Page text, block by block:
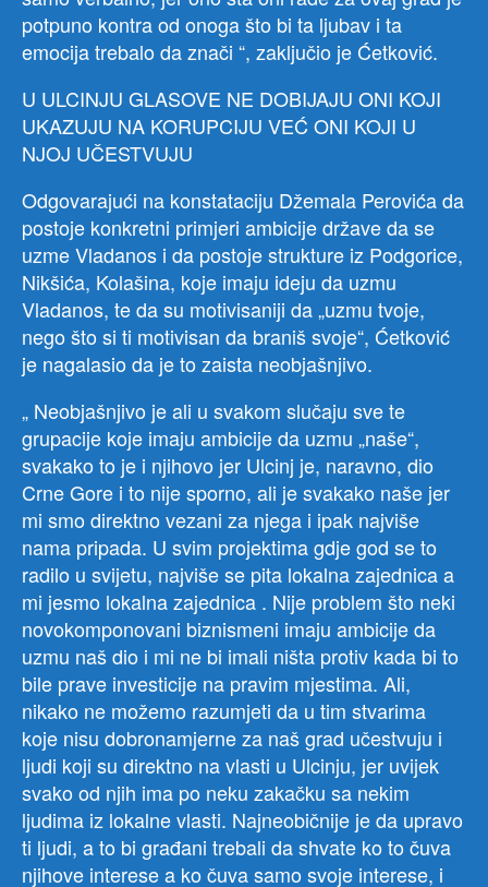
potpuno kontra od onoga što bi ta ljubav i ta
emocija trebalo da znači “, zaključio je Ćetković.
U ULCINJU GLASOVE NE DOBIJAJU ONI KOJI
UKAZUJU NA KORUPCIJU VEĆ ONI KOJI U
NJOJ UČESTVUJU
Odgovarajući na konstataciju Džemala Perovića da
postoje konkretni primjeri ambicije države da se
uzme Vladanos i da postoje strukture iz Podgorice,
Nikšića, Kolašina, koje imaju ideju da uzmu
Vladanos, te da su motivisaniji da „uzmu tvoje,
nego što si ti motivisan da braniš svoje“, Ćetković
je nagalasio da je to zaista neobjašnjivo.
„ Neobjašnjivo je ali u svakom slučaju sve te
grupacije koje imaju ambicije da uzmu „naše“,
svakako to je i njihovo jer Ulcinj je, naravno, dio
Crne Gore i to nije sporno, ali je svakako naše jer
mi smo direktno vezani za njega i ipak najviše
nama pripada. U svim projektima gdje god se to
radilo u svijetu, najviše se pita lokalna zajednica a
mi jesmo lokalna zajednica . Nije problem što neki
novokomponovani biznismeni imaju ambicije da
uzmu naš dio i mi ne bi imali ništa protiv kada bi to
bile prave investicije na pravim mjestima. Ali,
nikako ne možemo razumjeti da u tim stvarima
koje nisu dobronamjerne za naš grad učestvuju i
ljudi koji su direktno na vlasti u Ulcinju, jer uvijek
svako od njih ima po neku zakačku sa nekim
ljudima iz lokalne vlasti. Najneobičnije je da upravo
ti ljudi, a to bi građani trebali da shvate ko to čuva
njihove interese a ko čuva samo svoje interese, i